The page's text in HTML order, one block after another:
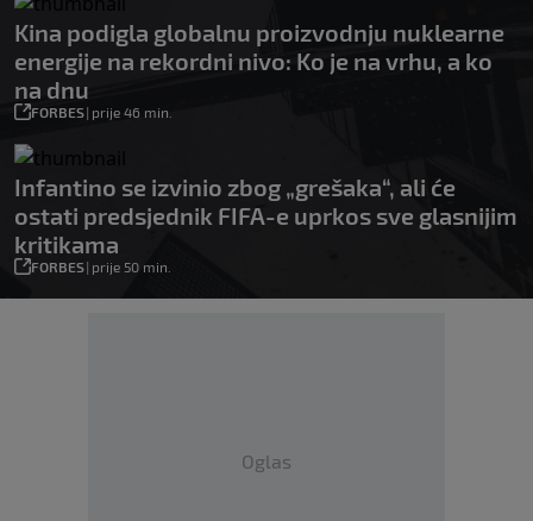
Kina podigla globalnu proizvodnju nuklearne
energije na rekordni nivo: Ko je na vrhu, a ko
na dnu
FORBES| prije 46 min.
Infantino se izvinio zbog „grešaka“, ali će
ostati predsjednik FIFA-e uprkos sve glasnijim
kritikama
FORBES| prije 50 min.
Oglas